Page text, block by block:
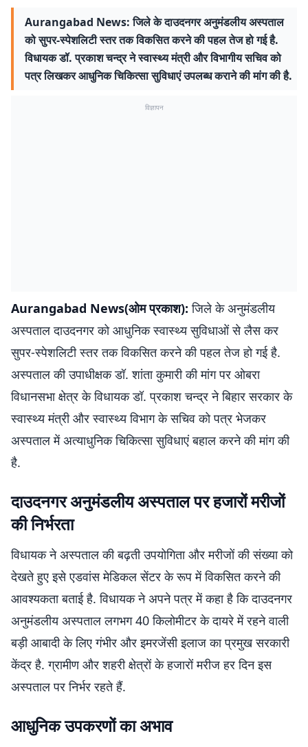
Aurangabad News: जिले के दाउदनगर अनुमंडलीय अस्पताल
को सुपर-स्पेशलिटी स्तर तक विकसित करने की पहल तेज हो गई है.
विधायक डॉ. प्रकाश चन्द्र ने स्वास्थ्य मंत्री और विभागीय सचिव को
पत्र लिखकर आधुनिक चिकित्सा सुविधाएं उपलब्ध कराने की मांग की है.
विज्ञापन
Aurangabad News(ओम प्रकाश): जिले के अनुमंडलीय
अस्पताल दाउदनगर को आधुनिक स्वास्थ्य सुविधाओं से लैस कर
सुपर-स्पेशलिटी स्तर तक विकसित करने की पहल तेज हो गई है.
अस्पताल की उपाधीक्षक डॉ. शांता कुमारी की मांग पर ओबरा
विधानसभा क्षेत्र के विधायक डॉ. प्रकाश चन्द्र ने बिहार सरकार के
स्वास्थ्य मंत्री और स्वास्थ्य विभाग के सचिव को पत्र भेजकर
अस्पताल में अत्याधुनिक चिकित्सा सुविधाएं बहाल करने की मांग की
है.
दाउदनगर अनुमंडलीय अस्पताल पर हजारों मरीजों
की निर्भरता
विधायक ने अस्पताल की बढ़ती उपयोगिता और मरीजों की संख्या को
देखते हुए इसे एडवांस मेडिकल सेंटर के रूप में विकसित करने की
आवश्यकता बताई है. विधायक ने अपने पत्र में कहा है कि दाउदनगर
अनुमंडलीय अस्पताल लगभग 40 किलोमीटर के दायरे में रहने वाली
बड़ी आबादी के लिए गंभीर और इमरजेंसी इलाज का प्रमुख सरकारी
केंद्र है. ग्रामीण और शहरी क्षेत्रों के हजारों मरीज हर दिन इस
अस्पताल पर निर्भर रहते हैं.
आधुनिक उपकरणों का अभाव